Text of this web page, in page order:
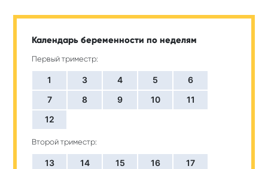
Календарь беременности по неделям
Первый триместр:
1 3 4 5
6
7
8 9 10
11
12
Второй триместр:
13 14 15 16
17